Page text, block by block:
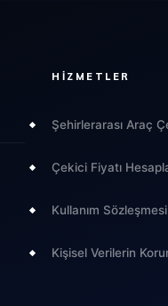
HIZMETLER
Şehirlerarası Araç
Çekici Fiyatı
Kullanım Sözleşmesi
Kişisel Verilerin